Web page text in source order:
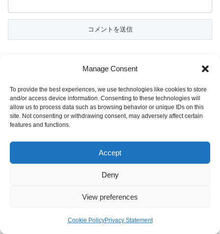
Manage Consent
To provide the best experiences, we use technologies like cookies to store
and/or access device information. Consenting to these technologies will
allow us to process data such as browsing behavior or unique IDs on this
site. Not consenting or withdrawing consent, may adversely affect certain
features and functions.
Accept
Deny
View preferences
Cookie PolicyPrivacy Statement
クリックしてね！
化学ランキング
ホーム その他
書いている人：ねおにーーと
40代後半の男性。